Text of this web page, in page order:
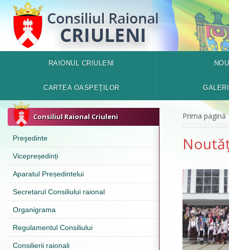
RAIONUL CRIULENI
CARTEA OASPEŢILOR
Consiliul Raional Criuleni
Preşedinte
Vicepreședinți
Aparatul Președintelui
Secretarul Consiliului raional
Organigrama
Regulamentul Consiliului
Consilierii raionali
Prima pagină